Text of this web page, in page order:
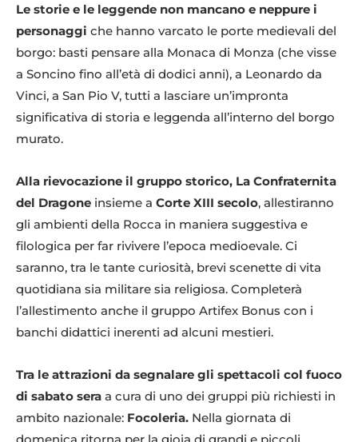
Le storie e le leggende non mancano e neppure i
personaggi che hanno varcato le porte medievali del
borgo: basti pensare alla Monaca di Monza (che visse
a Soncino fino all’età di dodici anni), a Leonardo da
Vinci, a San Pio V, tutti a lasciare un’impronta
significativa di storia e leggenda all’interno del borgo
murato.
Alla rievocazione il gruppo storico, La Confraternita
del Dragone insieme a Corte XIII secolo, allestiranno
gli ambienti della Rocca in maniera suggestiva e
filologica per far rivivere l’epoca medioevale. Ci
saranno, tra le tante curiosità, brevi scenette di vita
quotidiana sia militare sia religiosa. Completerà
l’allestimento anche il gruppo Artifex Bonus con i
banchi didattici inerenti ad alcuni mestieri.
Tra le attrazioni da segnalare gli spettacoli col fuoco
di sabato sera a cura di uno dei gruppi più richiesti in
ambito nazionale: Focoleria. Nella giornata di